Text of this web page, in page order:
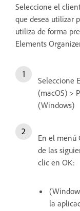
Seleccione el
que desea utilizar
utiliza de forma
Elements
Seleccione
(macOS) >
(Windows)
En el menú
de las
clic en OK:
la